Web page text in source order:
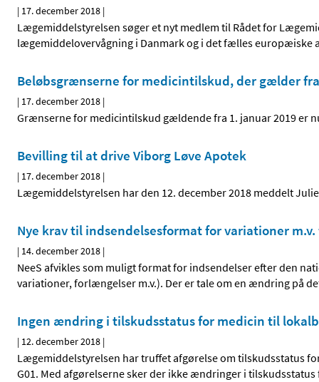
| 17. december 2018 |
Lægemiddelstyrelsen søger et nyt medlem til Rådet for
lægemiddelovervågning i Danmark og i det fælles europæiske
Beløbsgrænserne for medicintilskud, der gælder
| 17. december 2018 |
Grænserne for medicintilskud gældende fra 1. januar 2019 er
Bevilling til at drive Viborg Løve Apotek
| 17. december 2018 |
Lægemiddelstyrelsen har den 12. december 2018 meddelt
Nye krav til indsendelsesformat for variationer
| 14. december 2018 |
NeeS afvikles som muligt format for indsendelser efter den
variationer, forlængelser m.v.). Der er tale om en ændring på
Ingen ændring i tilskudsstatus for medicin til
| 12. december 2018 |
Lægemiddelstyrelsen har truffet afgørelse om tilskudsstatus
G01. Med afgørelserne sker der ikke ændringer i